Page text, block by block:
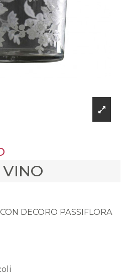
VINO
DECORO PASSIFLORA